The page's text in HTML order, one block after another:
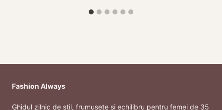
Fashion Always
Ghidul zilnic de stil, frumusete si echilibru pentru femei de 35